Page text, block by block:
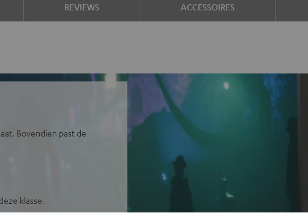
REVIEWS ACCESSOIRES
Bovendien past de
klasse.